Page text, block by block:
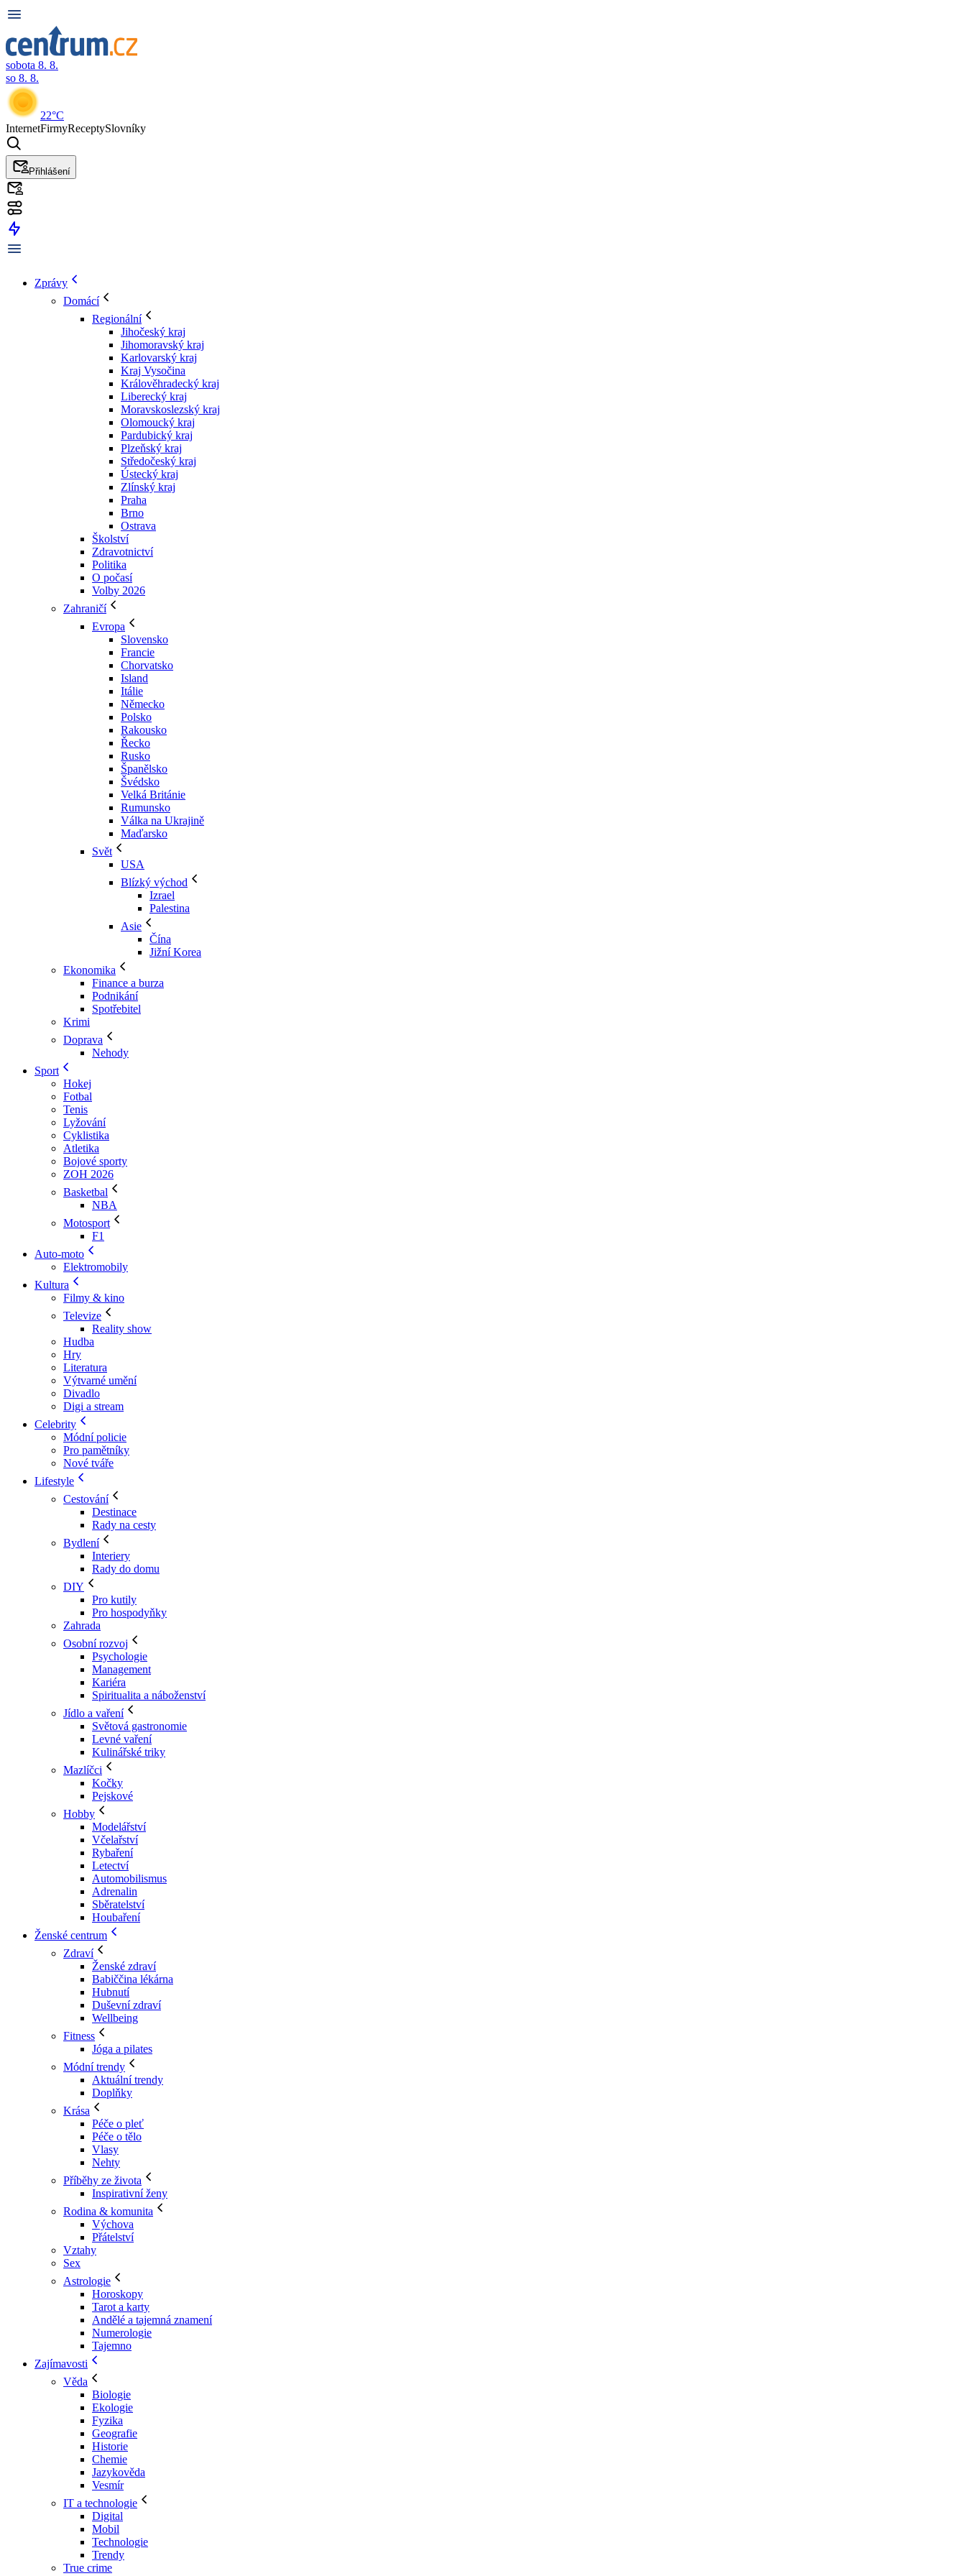
sobota 8. 8.
so 8. 8.
22°C
InternetFirmyReceptySlovníky
Přihlášení
Zprávy
Domácí
Regionální
Jihočeský kraj
Jihomoravský kraj
Karlovarský kraj
Kraj Vysočina
Králověhradecký kraj
Liberecký kraj
Moravskoslezský kraj
Olomoucký kraj
Pardubický kraj
Plzeňský kraj
Středočeský kraj
Ústecký kraj
Zlínský kraj
Praha
Brno
Ostrava
Školství
Zdravotnictví
Politika
O počasí
Volby 2026
Zahraničí
Evropa
Slovensko
Francie
Chorvatsko
Island
Itálie
Německo
Polsko
Rakousko
Řecko
Rusko
Španělsko
Švédsko
Velká Británie
Rumunsko
Válka na Ukrajině
Maďarsko
Svět
USA
Blízký východ
Izrael
Palestina
Asie
Čína
Jižní Korea
Ekonomika
Finance a burza
Podnikání
Spotřebitel
Krimi
Doprava
Nehody
Sport
Hokej
Fotbal
Tenis
Lyžování
Cyklistika
Atletika
Bojové sporty
ZOH 2026
Basketbal
NBA
Motosport
F1
Auto-moto
Elektromobily
Kultura
Filmy & kino
Televize
Reality show
Hudba
Hry
Literatura
Výtvarné umění
Divadlo
Digi a stream
Celebrity
Módní policie
Pro pamětníky
Nové tváře
Lifestyle
Cestování
Destinace
Rady na cesty
Bydlení
Interiery
Rady do domu
DIY
Pro kutily
Pro hospodyňky
Zahrada
Osobní rozvoj
Psychologie
Management
Kariéra
Spiritualita a náboženství
Jídlo a vaření
Světová gastronomie
Levné vaření
Kulinářské triky
Mazlíčci
Kočky
Pejskové
Hobby
Modelářství
Včelařství
Rybaření
Letectví
Automobilismus
Adrenalin
Sběratelství
Houbaření
Ženské centrum
Zdraví
Ženské zdraví
Babiččina lékárna
Hubnutí
Duševní zdraví
Wellbeing
Fitness
Jóga a pilates
Módní trendy
Aktuální trendy
Doplňky
Krása
Péče o pleť
Péče o tělo
Vlasy
Nehty
Příběhy ze života
Inspirativní ženy
Rodina & komunita
Výchova
Přátelství
Vztahy
Sex
Astrologie
Horoskopy
Tarot a karty
Andělé a tajemná znamení
Numerologie
Tajemno
Zajímavosti
Věda
Biologie
Ekologie
Fyzika
Geografie
Historie
Chemie
Jazykověda
Vesmír
IT a technologie
Digital
Mobil
Technologie
Trendy
True crime